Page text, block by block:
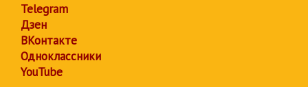
Telegram
Дзен
ВКонтакте
Одноклассники
YouTube